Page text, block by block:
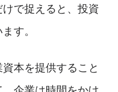
で捉えると、投資
す。
本を提供すること